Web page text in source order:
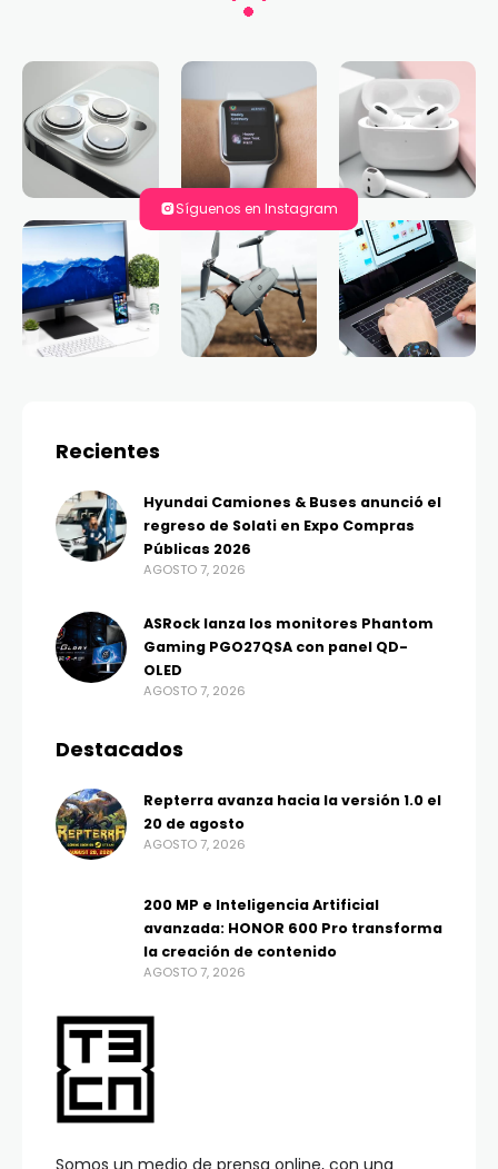
Síguenos en Instagram
Somos un medio de prensa online, con una
Recientes
Hyundai Camiones & Buses anunció el
regreso de Solati en Expo Compras
Públicas 2026
AGOSTO 7, 2026
ASRock lanza los monitores Phantom
Gaming PGO27QSA con panel QD-
OLED
AGOSTO 7, 2026
Destacados
Repterra avanza hacia la versión 1.0 el
20 de agosto
AGOSTO 7, 2026
200 MP e Inteligencia Artificial
avanzada: HONOR 600 Pro transforma
la creación de contenido
AGOSTO 7, 2026